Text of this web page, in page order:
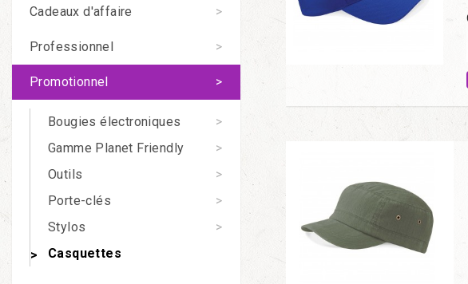
Cadeaux d'affaire
Professionnel
Promotionnel
Bougies électroniques
Gamme Planet Friendly
Outils
Porte-clés
Stylos
Casquettes